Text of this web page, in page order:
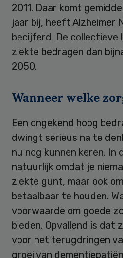
2011. Daar komt
jaar bij, heeft Alzheimer
becijferd. De collectieve
ziekte bedragen dan
2050.
Wanneer welke
Een ongekend hoog
dwingt serieus na te
nu nog kunnen keren. In
natuurlijk omdat je
ziekte gunt, maar ook
betaalbaar te houden.
voorwaarde om goede
bieden. Opvallend is dat
voor het terugdringen
groei van